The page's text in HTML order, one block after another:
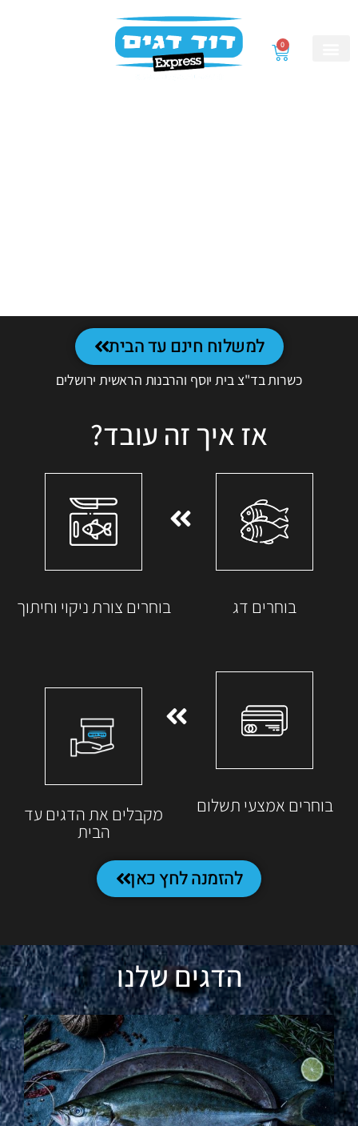
0
למשלוח חינם עד הבית
כשרות בד"צ בית יוסף והרבנות הראשית ירושלים
אז איך זה עובד?
בוחרים דג בוחרים צורת ניקוי וחיתוך
בוחרים אמצעי תשלום מקבלים את הדגים עד
הבית
להזמנה לחץ כאן
הדגים שלנו